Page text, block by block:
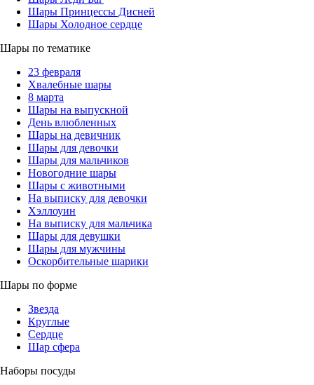
Шары Принцессы Дисней
Шары Холодное сердце
Шары по тематике
23 февраля
Хвалебные шары
8 марта
Шары на выпускной
День влюбленных
Шары на девичник
Шары для девочки
Шары для мальчиков
Новогодние шары
Шары с животными
На выписку для девочки
Хэллоуин
На выписку для мальчика
Шары для девушки
Шары для мужчины
Оскорбительные шарики
Шары по форме
Звезда
Круглые
Сердце
Шар сфера
Наборы посуды